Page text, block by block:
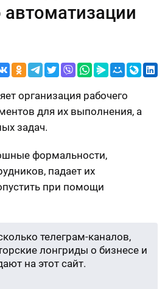
организация рабочего
для их выполнения, а
задач.
формальности,
падает их
при помощи
телеграм-каналов,
лонгриды о бизнесе и
на этот сайт.